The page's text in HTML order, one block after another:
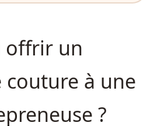
offrir un
couture à une
?